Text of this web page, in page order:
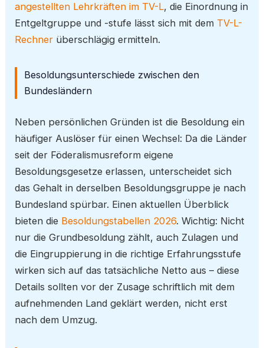
angestellten Lehrkräften im TV-L, die Einordnung in
Entgeltgruppe und -stufe lässt sich mit dem TV-L-
Rechner überschlägig ermitteln.
Besoldungsunterschiede zwischen den
Bundesländern
Neben persönlichen Gründen ist die Besoldung ein
häufiger Auslöser für einen Wechsel: Da die Länder
seit der Föderalismusreform eigene
Besoldungsgesetze erlassen, unterscheidet sich
das Gehalt in derselben Besoldungsgruppe je nach
Bundesland spürbar. Einen aktuellen Überblick
bieten die Besoldungstabellen 2026. Wichtig: Nicht
nur die Grundbesoldung zählt, auch Zulagen und
die Eingruppierung in die richtige Erfahrungsstufe
wirken sich auf das tatsächliche Netto aus – diese
Details sollten vor der Zusage schriftlich mit dem
aufnehmenden Land geklärt werden, nicht erst
nach dem Umzug.